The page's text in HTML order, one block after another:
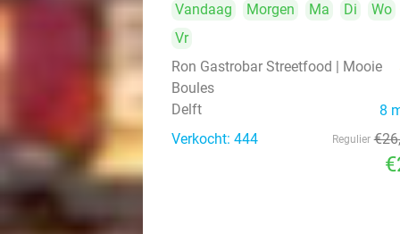
Vandaag Morgen Ma Di
Wo
Vr
Ron Gastrobar Streetfood | Mooie
Boules
Delft
8
Verkocht: 444
Regulier €26